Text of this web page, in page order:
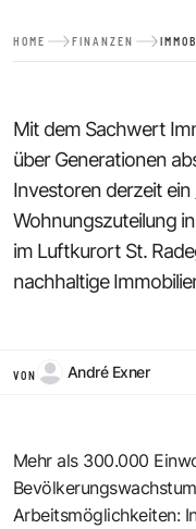
HOME FINANZEN
Mit dem Sachwert
über Generationen
Investoren derzeit ein
Wohnungszuteilung
im Luftkurort St.
nachhaltige
VON André Exner
Mehr als 300.000
Arbeitsmöglichkeiten: